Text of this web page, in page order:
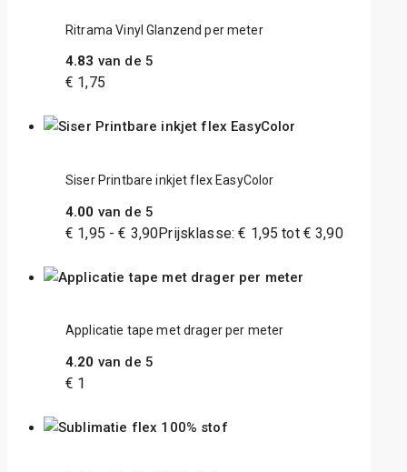
Ritrama Vinyl Glanzend per meter
4.83 van de 5
€ 1,75
Siser Printbare inkjet flex EasyColor
4.00 van de 5
€ 1,95 - € 3,90Prijsklasse: € 1,95 tot € 3,90
Applicatie tape met drager per meter
4.20 van de 5
€ 1